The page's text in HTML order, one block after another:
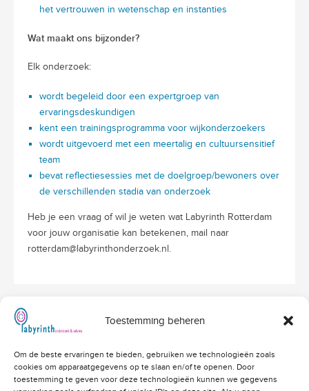
Toestemming beheren
Om de beste ervaringen te bieden, gebruiken we technologieën zoals
cookies om apparaatgegevens op te slaan en/of te openen. Door
toestemming te geven voor deze technologieën kunnen we gegevens
het vertrouwen in wetenschap en instanties
Wat maakt ons bijzonder?
Elk onderzoek:
wordt begeleid door een expertgroep van
ervaringsdeskundigen
kent een trainingsprogramma voor wijkonderzoekers
wordt uitgevoerd met een meertalig en cultuursensitief
team
bevat reflectiesessies met de doelgroep/bewoners over
de verschillenden stadia van onderzoek
Heb je een vraag of wil je weten wat Labyrinth Rotterdam
voor jouw organisatie kan betekenen, mail naar
rotterdam@labyrinthonderzoek.nl.
3526 VD Utrecht
info@labyrinthonderzoek.nl
bekijk op Google Maps